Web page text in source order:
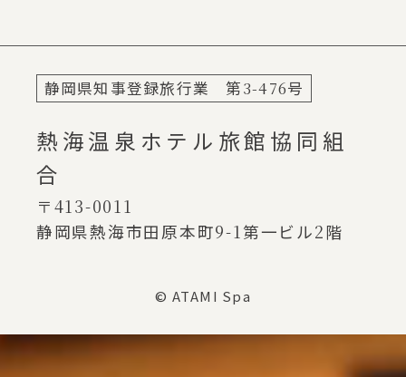
静岡県知事登録旅行業 第3-476号
熱海温泉ホテル旅館協同組
合
〒413-0011
静岡県熱海市田原本町9-1第一ビル2階
© ATAMI Spa